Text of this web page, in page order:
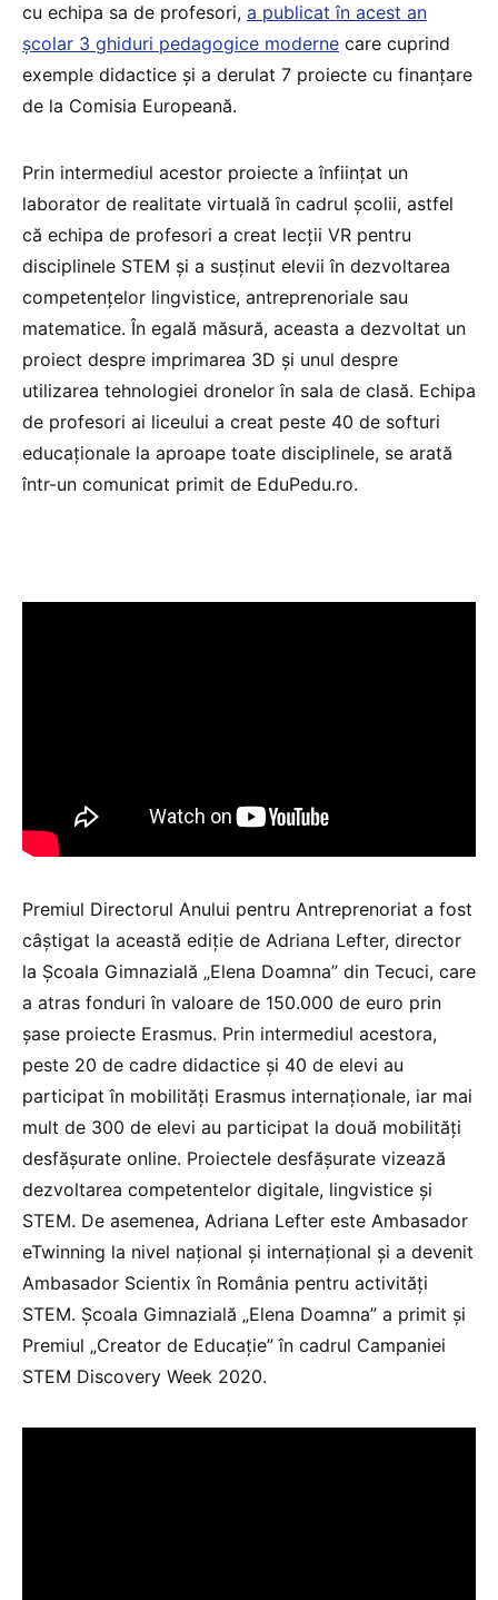
cu echipa sa de profesori, a publicat în acest an
şcolar 3 ghiduri pedagogice moderne care cuprind
exemple didactice şi a derulat 7 proiecte cu finanţare
de la Comisia Europeană.
Prin intermediul acestor proiecte a înfiinţat un
laborator de realitate virtuală în cadrul şcolii, astfel
că echipa de profesori a creat lecţii VR pentru
disciplinele STEM şi a susţinut elevii în dezvoltarea
competenţelor lingvistice, antreprenoriale sau
matematice. În egală măsură, aceasta a dezvoltat un
proiect despre imprimarea 3D şi unul despre
utilizarea tehnologiei dronelor în sala de clasă. Echipa
de profesori ai liceului a creat peste 40 de softuri
educaţionale la aproape toate disciplinele, se arată
într-un comunicat primit de EduPedu.ro.
Premiul Directorul Anului pentru Antreprenoriat a fost
câştigat la această ediţie de Adriana Lefter, director
la Şcoala Gimnazială „Elena Doamna” din Tecuci, care
a atras fonduri în valoare de 150.000 de euro prin
şase proiecte Erasmus. Prin intermediul acestora,
peste 20 de cadre didactice şi 40 de elevi au
participat în mobilităţi Erasmus internaţionale, iar mai
mult de 300 de elevi au participat la două mobilităţi
desfăşurate online. Proiectele desfăşurate vizează
dezvoltarea competentelor digitale, lingvistice şi
STEM. De asemenea, Adriana Lefter este Ambasador
eTwinning la nivel naţional şi internaţional şi a devenit
Ambasador Scientix în România pentru activităţi
STEM. Şcoala Gimnazială „Elena Doamna” a primit şi
Premiul „Creator de Educaţie” în cadrul Campaniei
STEM Discovery Week 2020.